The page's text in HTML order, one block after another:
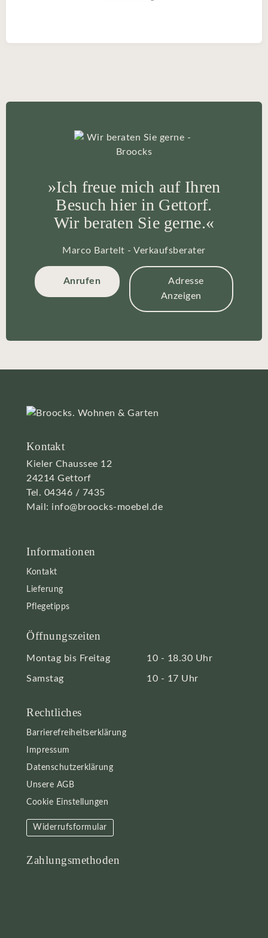
»Ich freue mich auf Ihren
Besuch hier in Gettorf.
Wir beraten Sie gerne.«
Marco Bartelt - Verkaufsberater
Anrufen
Adresse
Anzeigen
Kontakt
Kieler Chaussee 12
24214 Gettorf
Tel. 04346 / 7435
Mail: info@broocks-moebel.de
Informationen
Kontakt
Lieferung
Pflegetipps
Öffnungszeiten
Montag bis Freitag 10 - 18.30 Uhr
Samstag 10 - 17 Uhr
Rechtliches
Barrierefreiheitserklärung
Impressum
Datenschutzerklärung
Unsere AGB
Cookie Einstellungen
Widerrufsformular
Zahlungsmethoden